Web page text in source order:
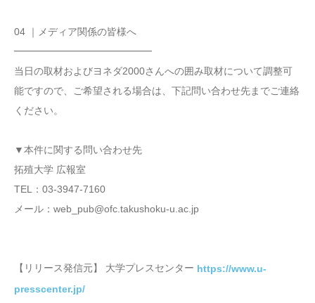
04 ｜メディア関係の皆様へ
━━━━━━━━━━━━━━
当日の取材およびヨネダ2000さんへの囲み取材について調整可
能ですので、ご希望される場合は、下記問い合わせ先までご連絡
ください。
▼本件に関する問い合わせ先
拓殖大学 広報室
TEL：03-3947-7160
メール：web_pub@ofc.takushoku-u.ac.jp
【リリース発信元】 大学プレスセンター https://www.u-
presscenter.jp/